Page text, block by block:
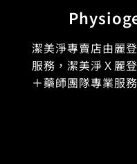
潔美淨專賣店由麗
服務，潔美淨Ｘ麗
＋藥師團隊專業服